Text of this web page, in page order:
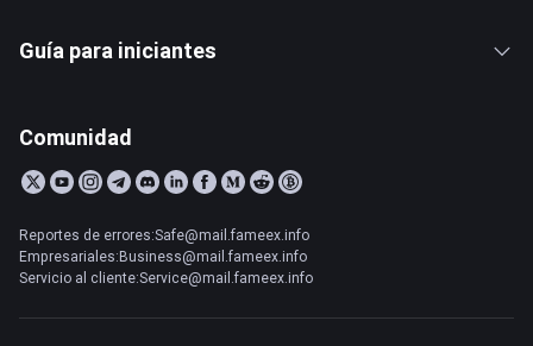
Guía para iniciantes
Comunidad
Reportes de errores:Safe@mail.fameex.info
Empresariales:Business@mail.fameex.info
Servicio al cliente:Service@mail.fameex.info